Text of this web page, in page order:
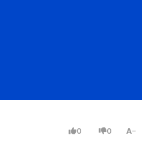
0 0 A